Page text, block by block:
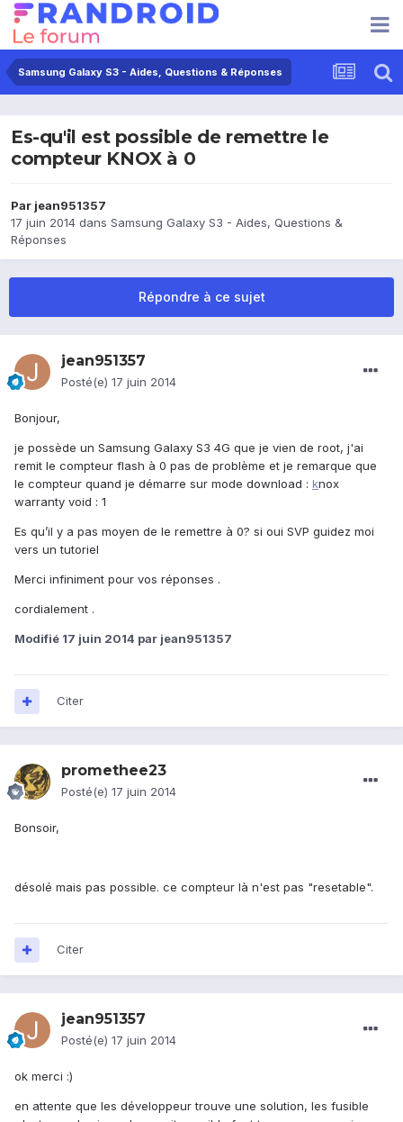
Samsung Galaxy S3 - Aides, Questions & Réponses
Es-qu'il est possible de remettre le
compteur KNOX à 0
Par jean951357
17 juin 2014 dans Samsung Galaxy S3 - Aides, Questions &
Réponses
Répondre à ce sujet
jean951357
Posté(e) 17 juin 2014
Bonjour,
je possède un Samsung Galaxy S3 4G que je vien de root, j'ai
remit le compteur flash à 0 pas de problème et je remarque que
le compteur quand je démarre sur mode download : knox
warranty void : 1
Es qu’il y a pas moyen de le remettre à 0? si oui SVP guidez moi
vers un tutoriel
Merci infiniment pour vos réponses .
cordialement .
Modifié 17 juin 2014 par jean951357
Citer
promethee23
Posté(e) 17 juin 2014
Bonsoir,
désolé mais pas possible. ce compteur là n'est pas "resetable".
Citer
jean951357
Posté(e) 17 juin 2014
ok merci :)
en attente que les développeur trouve une solution, les fusible